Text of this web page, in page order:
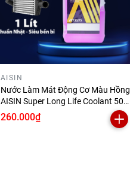
AISIN
Nước Làm Mát Động Cơ Màu Hồng
AISIN Super Long Life Coolant 50%
1 Lít SCPM50A1LPK
260.000₫